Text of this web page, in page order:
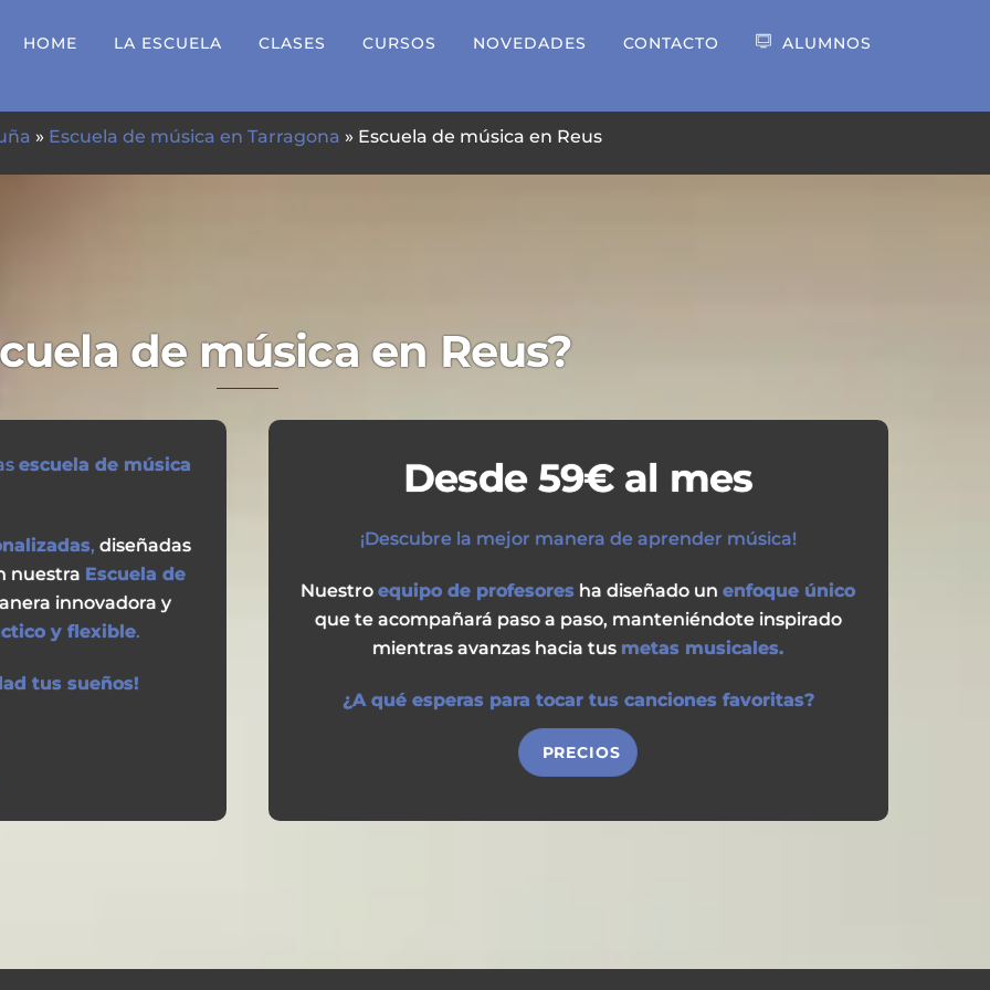
HOME LA ESCUELA CLASES CURSOS NOVEDADES CONTACTO ALUMNOS
» Escuela de música en Tarragona » Escuela de música en Reus
de música en Reus?
escuela de música
, diseñadas
nuestra Escuela de
innovadora y
y flexible.
tus sueños!
Desde 59€ al mes
¡Descubre la mejor manera de aprender música!
Nuestroequipo de profesores ha diseñado unenfoque único
que te acompañará paso a paso, manteniéndote inspirado
mientras avanzas hacia tus metas musicales.
¿A qué esperas para tocar tus canciones favoritas?
PRECIOS